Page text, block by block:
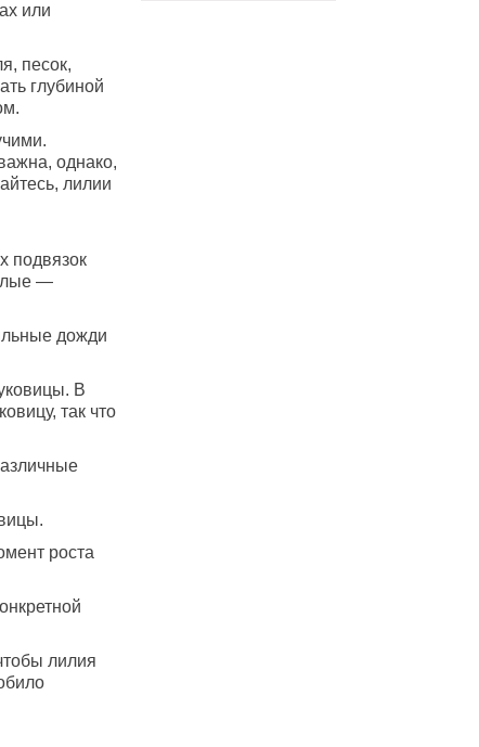
или
песок,
глубиной
однако,
лилии
подвязок
—
дожди
В
так что
роста
лилия